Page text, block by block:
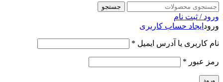
جستجو
ورود / ثبت نام
ورود ایجاد حساب کاربری
نام کاربری یا آدرس ایمیل *
رمز عبور *
ورود